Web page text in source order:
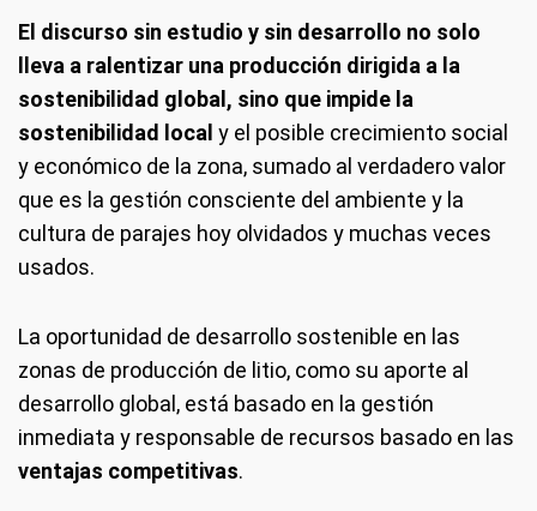
El discurso sin estudio y sin desarrollo no solo
lleva a ralentizar una producción dirigida a la
sostenibilidad global, sino que impide la
sostenibilidad local y el posible crecimiento social
y económico de la zona, sumado al verdadero valor
que es la gestión consciente del ambiente y la
cultura de parajes hoy olvidados y muchas veces
usados.
La oportunidad de desarrollo sostenible en las
zonas de producción de litio, como su aporte al
desarrollo global, está basado en la gestión
inmediata y responsable de recursos basado en las
ventajas competitivas.